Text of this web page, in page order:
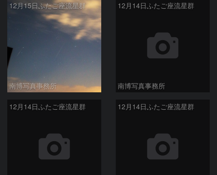
12月15日ふたご座流星群
南博写真事務所
12月14日ふたご座流星群
南博写真事務所
12月14日ふたご座流星群 12月14日ふたご座流星群